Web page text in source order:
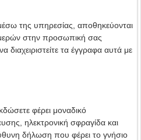
της υπηρεσίας, αποθηκεύονται
στην προσωπική σας
διαχειριστείτε τα έγγραφα αυτά με
φέρει μοναδικό
ηλεκτρονική σφραγίδα και
δήλωση που φέρει το γνήσιο